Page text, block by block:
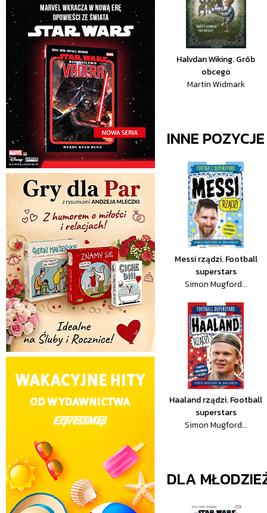
Halvdan Wiking. Grób
obcego
Martin Widmark
INNE
Messi rządzi. Football
superstars
Simon Mugford...
Haaland rządzi. Football
superstars
Simon Mugford...
DLA